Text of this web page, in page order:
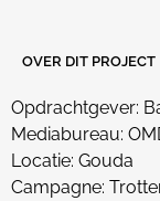
OVER DIT PROJECT
Opdrachtgever:
Mediabureau:
Locatie: Gouda
Campagne: